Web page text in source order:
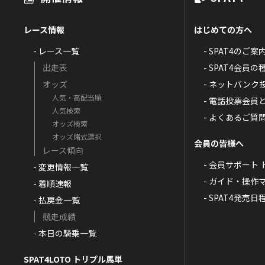
レース情報
- レース一覧
出走表
オッズ
人気・高配当順
人気検索
オッズ検索
オッズ賭式選択
レース傾向
- 変更情報一覧
- 着順速報
- 払戻金一覧
競走成績
- 本日の騎乗一覧
SPAT4LOTO トリプル馬単
はじめての方へ
- SPAT4のご案
- SPAT4会員の
- ネットバンク
- 電話投票会員
- よくあるご質
会員の皆様へ
- 会員サポート
- ガイド・操作
- SPAT4発売日